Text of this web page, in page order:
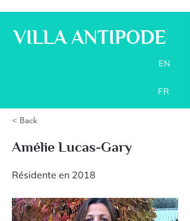
VILLA ANTIPODE
EN
FR
< Back
Amélie Lucas-Gary
Résidente en 2018